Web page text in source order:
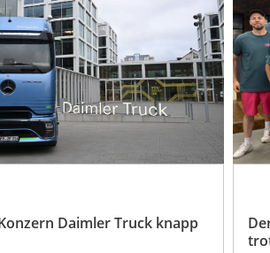
Daimler Truck knapp